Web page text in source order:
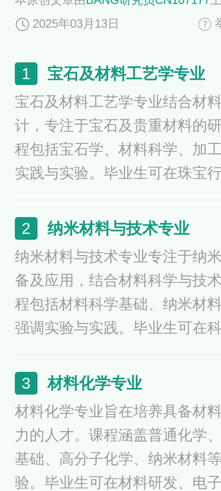
2025年03月13日
1 宝石及材料工艺学专业
宝石及材料工艺学专业结合材
计，专注于宝石及贵重材料的
程包括宝石学、材料科学、加
实践与实验。毕业生可在珠宝
与销售。该专业旨在培养高素
石行业的发展与创新，满足市
2 纳米材料与技术专业
纳米材料与技术专业专注于纳
备及应用，结合材料科学与技
程包括材料科学基础、纳米材
强调实验与实践。毕业生可在
源、环境及医疗等多方面的应
的专业人才，推动纳米技术的
科技的需求。
3 材料化学专业
材料化学专业旨在培养具备材
力的人才。课程涵盖普通化学
基础、高分子化学、纳米材料
验。毕业生可在材料研发、电